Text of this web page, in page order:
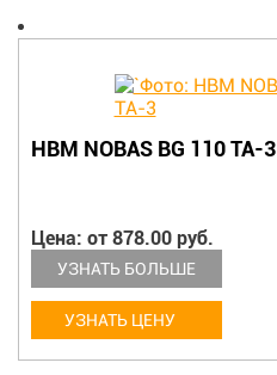
HBM NOBAS BG 110 TA-3
Цена: от 878.00 руб.
УЗНАТЬ БОЛЬШЕ
УЗНАТЬ ЦЕНУ